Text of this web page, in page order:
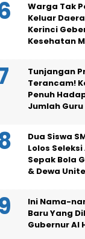
Warga Tak
Keluar
Kerinci
Kesehatan
Tunjangan
Terancam!
Penuh
Jumlah Guru
Dua Siswa
Lolos
Sepak Bola
& Dewa
Ini Nama-
Baru Yang
Gubernur Al